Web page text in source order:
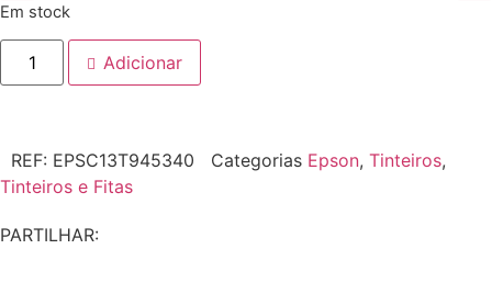
Em stock
Adicionar
REF: EPSC13T945340 Categorias Epson, Tinteiros,
Tinteiros e Fitas
PARTILHAR: